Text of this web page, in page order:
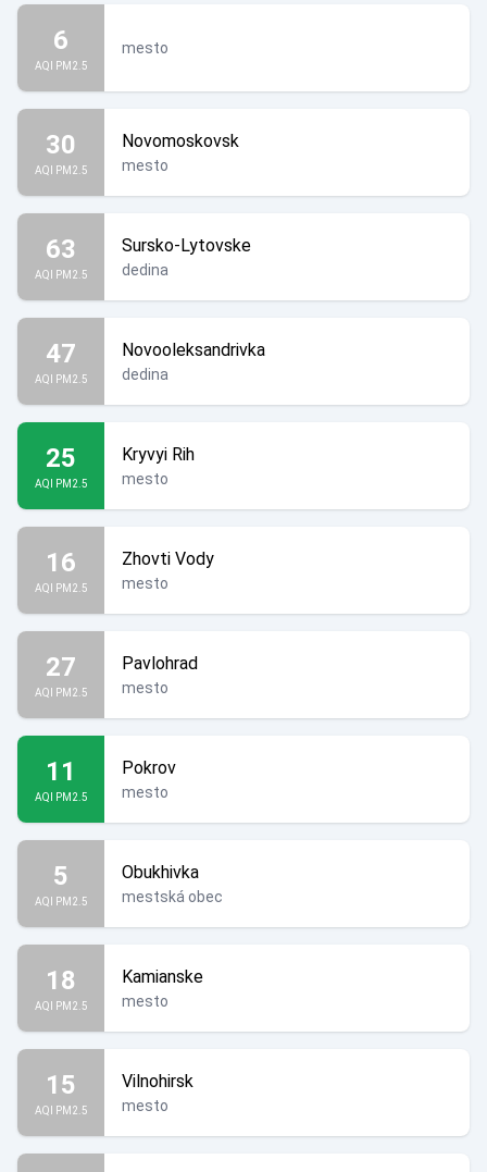
6
AQI PM2.5
mesto
30
AQI PM2.5
Novomoskovsk
mesto
63
AQI PM2.5
Sursko-Lytovske
dedina
47
AQI PM2.5
Novooleksandrivka
dedina
25
AQI PM2.5
Kryvyi Rih
mesto
16
AQI PM2.5
Zhovti Vody
mesto
27
AQI PM2.5
Pavlohrad
mesto
11
AQI PM2.5
Pokrov
mesto
5
AQI PM2.5
Obukhivka
mestská obec
18
AQI PM2.5
Kamianske
mesto
15
AQI PM2.5
Vilnohirsk
mesto